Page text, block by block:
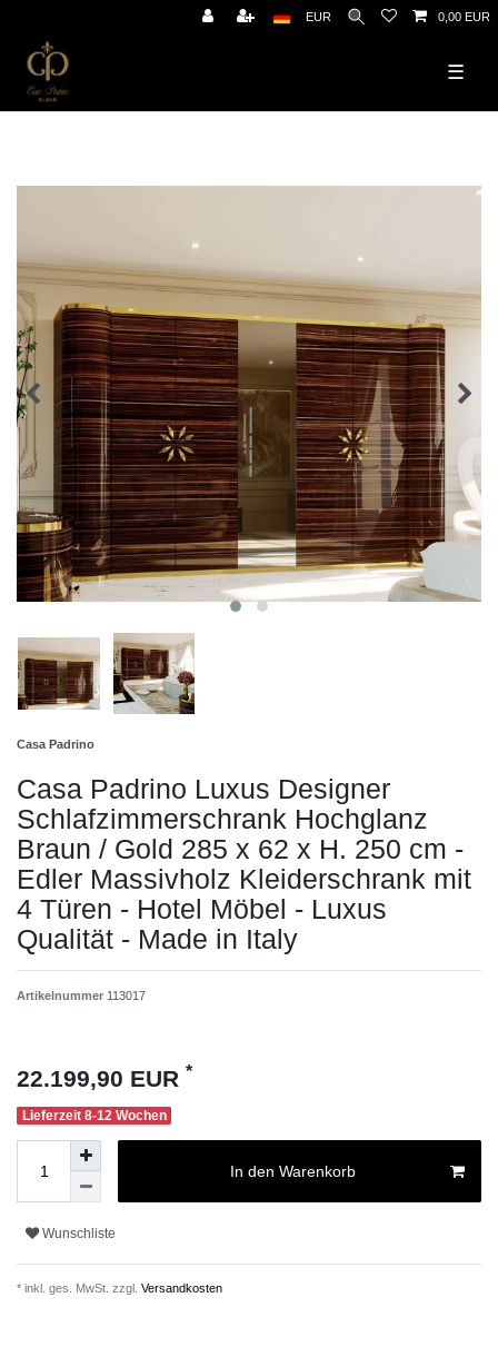
EUR 0,00 EUR
☰
Casa Padrino
Casa Padrino Luxus Designer
Schlafzimmerschrank Hochglanz
Braun / Gold 285 x 62 x H. 250 cm -
Edler Massivholz Kleiderschrank mit
4 Türen - Hotel Möbel - Luxus
Qualität - Made in Italy
Artikelnummer 113017
22.199,90 EUR *
Lieferzeit 8-12 Wochen
In den Warenkorb
Wunschliste
* inkl. ges. MwSt. zzgl. Versandkosten